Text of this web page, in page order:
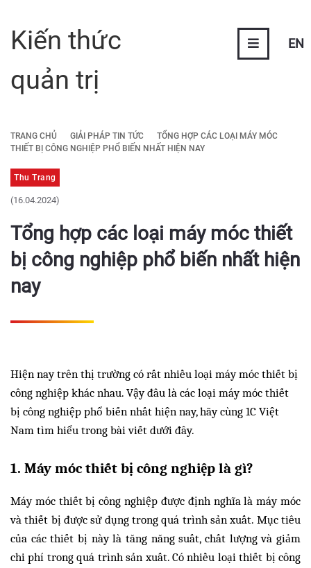
EN
Kiến thức
quản trị
TRANG CHỦ GIẢI PHÁP TIN TỨC
TỔNG HỢP CÁC LOẠI MÁY MÓC
THIẾT BỊ CÔNG NGHIỆP PHỔ BIẾN NHẤT HIỆN NAY
Thu Trang
(16.04.2024)
Tổng hợp các loại máy móc thiết
bị công nghiệp phổ biến nhất hiện
nay
Hiện nay trên thị trường có rất nhiều loại máy móc thiết bị
công nghiệp khác nhau. Vậy đâu là các loại máy móc thiết
bị công nghiệp phổ biến nhất hiện nay, hãy cùng 1C Việt
Nam tìm hiểu trong bài viết dưới đây.
1. Máy móc thiết bị công nghiệp là gì?
Máy móc thiết bị công nghiệp được định nghĩa là máy móc
và thiết bị được sử dụng trong quá trình sản xuất. Mục tiêu
của các thiết bị này là tăng năng suất, chất lượng và giảm
chi phí trong quá trình sản xuất. Có nhiều loại thiết bị công